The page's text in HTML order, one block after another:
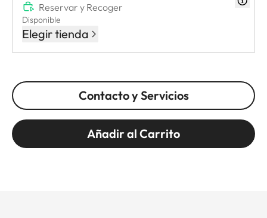
Reservar y Recoger
Disponible
Elegir tienda
Contacto y Servicios
Añadir al Carrito